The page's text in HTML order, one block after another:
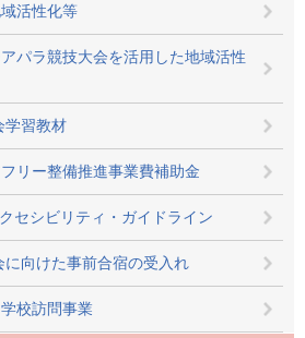
活性化等
パラ競技大会を活用した地域活性
学習教材
リー整備推進事業費補助金
セシビリティ・ガイドライン
向けた事前合宿の受入れ
校訪問事業